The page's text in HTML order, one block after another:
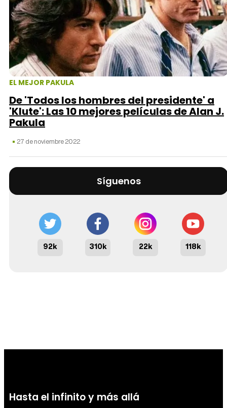
EL MEJOR PAKULA
De 'Todos los hombres del presidente' a
'Klute': Las 10 mejores películas de Alan J.
Pakula
27 de noviembre 2022
Síguenos
92k 310k 22k 118k
Hasta el infinito y más allá